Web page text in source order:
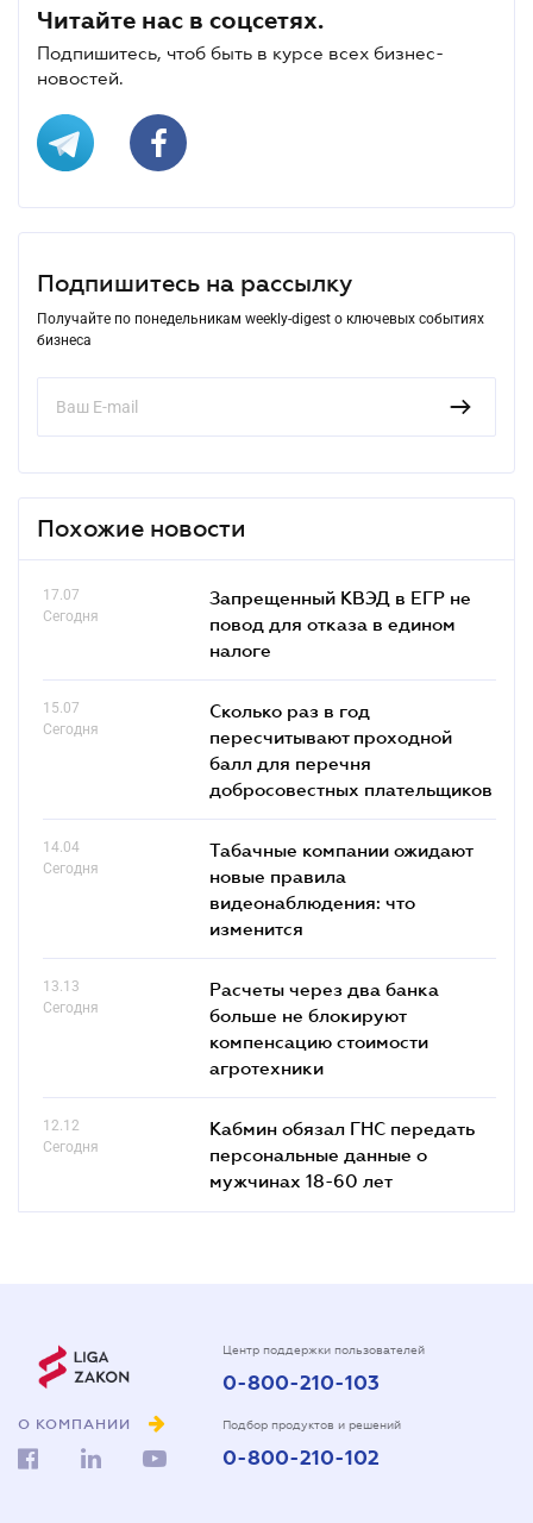
Читайте нас в соцсетях.
Подпишитесь, чтоб быть в курсе всех бизнес-
новостей.
Подпишитесь на рассылку
Получайте по понедельникам weekly-digest о ключевых событиях
бизнеса
Похожие новости
17.07
Сегодня
Запрещенный КВЭД в ЕГР не
повод для отказа в едином
налоге
15.07
Сегодня
Сколько раз в год
пересчитывают проходной
балл для перечня
добросовестных плательщиков
14.04
Сегодня
Табачные компании ожидают
новые правила
видеонаблюдения: что
изменится
13.13
Сегодня
Расчеты через два банка
больше не блокируют
компенсацию стоимости
агротехники
12.12
Сегодня
Кабмин обязал ГНС передать
персональные данные о
мужчинах 18-60 лет
О КОМПАНИИ
Центр поддержки пользователей
0-800-210-103
Подбор продуктов и решений
0-800-210-102